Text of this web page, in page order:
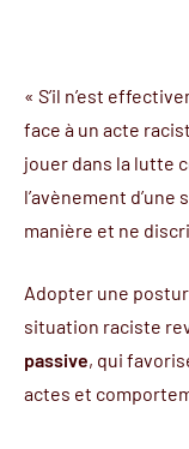
« S’il n’est
face à un acte
jouer dans la lutte
l’avènement
manière et ne
Adopter une
situation raciste
passive, qui
actes et